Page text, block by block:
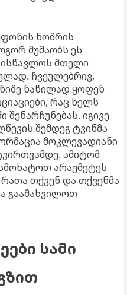
ნომრის
მუშაობს ეს
ისწავლოს მთელი
ჩვეულებრივ,
ნაწილად ყოფენ
რაც ხელს
შენარჩუნებას. იგივე
შემდეგ ტვინმა
მოკლევადიანი
ამიტომ
არაუმეტეს
რათა თქვენ და თქვენმა
გაამახვილოთ
სამი